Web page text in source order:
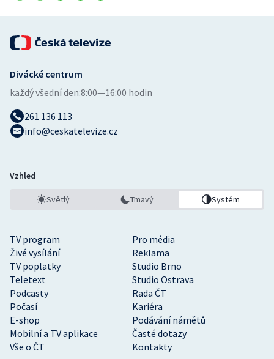
TV program
Pro média
Živé vysílání
Reklama
TV poplatky
Studio Brno
Teletext
Studio Ostrava
Podcasty
Rada ČT
Počasí
Kariéra
E-shop
Podávání námětů
Mobilní a TV aplikace
Časté dotazy
Vše o ČT
Kontakty
Divácké centrum
každý všední den:8:00—16:00 hodin
261 136 113
info@ceskatelevize.cz
Vzhled
Světlý Tmavý Systém